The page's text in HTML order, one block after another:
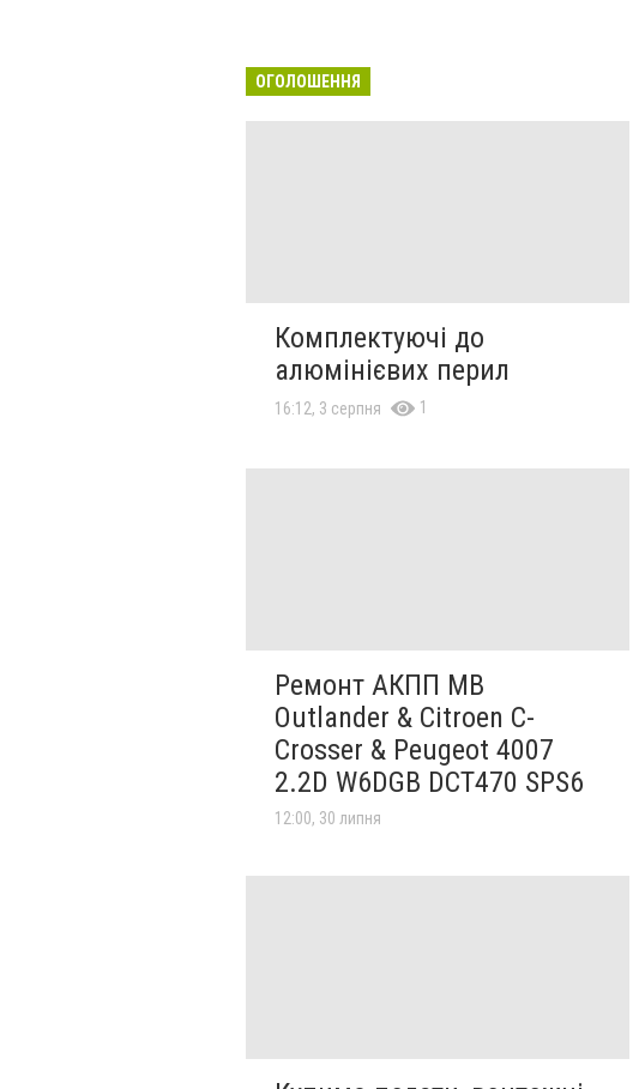
ОГОЛОШЕННЯ
Комплектуючі до
алюмінієвих перил
16:12, 3 серпня 1
Ремонт АКПП MB
Outlander & Citroen C-
Crosser & Peugeot 4007
2.2D W6DGB DCT470 SPS6
12:00, 30 липня